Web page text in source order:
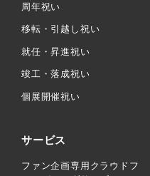
周年祝い
移転・引越し祝い
就任・昇進祝い
竣工・落成祝い
個展開催祝い
サービス
ファン企画専用クラウドフ